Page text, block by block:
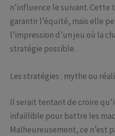
n’influence le suivant. Cette
garantir l’équité, mais elle
l’impression d’un jeu où la
stratégie possible.
Les stratégies : mythe ou
Il serait tentant de croire
infaillible pour battre les
Malheureusement, ce n’est